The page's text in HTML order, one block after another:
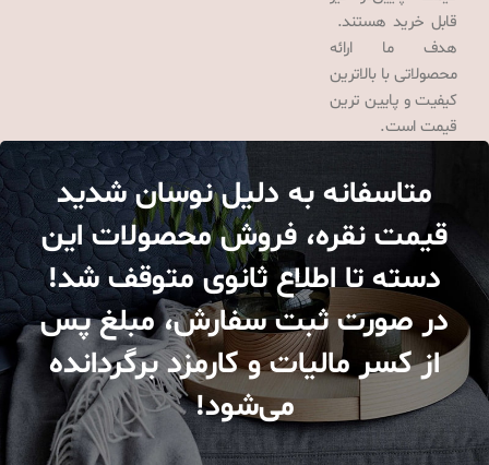
قابل خرید هستند.
هدف ما ارائه
محصولاتی با بالاترین
کیفیت و پایین ترین
قیمت است.
متاسفانه به دلیل نوسان شدید
قیمت نقره، فروش محصولات این
دسته تا اطلاع ثانوی متوقف شد!
در صورت ثبت سفارش، مبلغ پس
از کسر مالیات و کارمزد برگردانده
می‌شود!